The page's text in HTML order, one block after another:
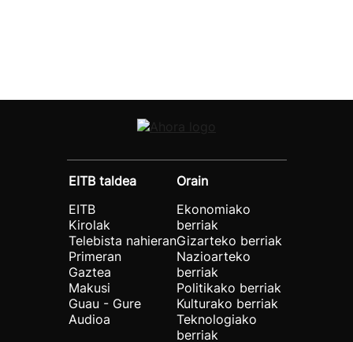
EITB taldea
EITB
Kirolak
Telebista nahieran
Primeran
Gaztea
Makusi
Guau - Gure
Audioa
Orain
Ekonomiako
berriak
Gizarteko berriak
Nazioarteko
berriak
Politikako berriak
Kulturako berriak
Teknologiako
berriak